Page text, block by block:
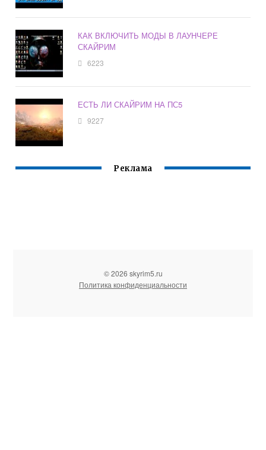
КАК ВКЛЮЧИТЬ МОДЫ В ЛАУНЧЕРЕ
СКАЙРИМ
6223
ЕСТЬ ЛИ СКАЙРИМ НА ПС5
9227
Реклама
© 2026 skyrim5.ru
Политика конфиденциальности